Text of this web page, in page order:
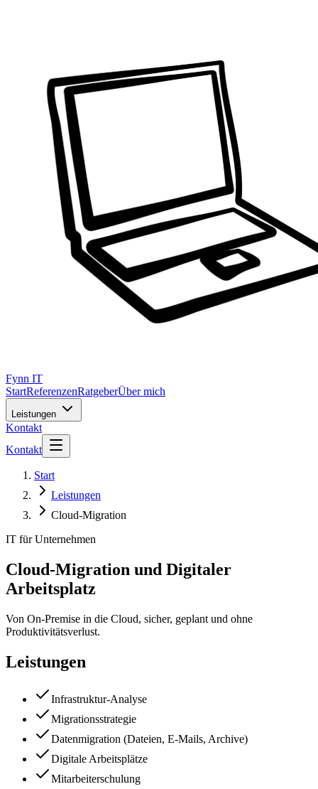
Fynn IT
StartReferenzenRatgeberÜber mich
Leistungen
Kontakt
Kontakt
Start
Leistungen
Cloud-Migration
IT für Unternehmen
Cloud-Migration und Digitaler
Arbeitsplatz
Von On-Premise in die Cloud, sicher, geplant und ohne
Produktivitätsverlust.
Leistungen
Infrastruktur-Analyse
Migrationsstrategie
Datenmigration (Dateien, E-Mails, Archive)
Digitale Arbeitsplätze
Mitarbeiterschulung